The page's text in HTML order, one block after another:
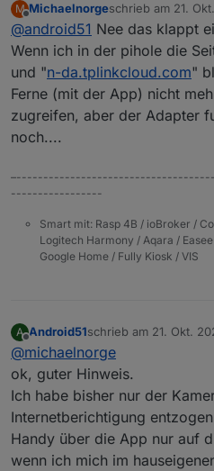
Adapter dann auf die
Er hat dann nur
Wenn ich dann in
sehe ich, wie die
Mein Plan ist es
im Router zu
M
Offline
Michaelnorgeschrieb am 21.
zuletzt editiert von
@android51 Nee das klappt
Wenn ich in der pihole die
und "n-da.tplinkcloud.com"
Ferne (mit der App) nicht
zugreifen, aber der Adapter
noch....
-----------------
Smart mit: Rasp 4B / ioBroker /
Logitech Harmony / Aqara /
Google Home / Fully Kiosk / VIS
A
Offline
Android51schrieb am 21. Okt.
zuletzt editiert von
@michaelnorge
ok, guter Hinweis.
Ich habe bisher nur der
Internetberichtigung
Handy über die App nur auf
wenn ich mich im